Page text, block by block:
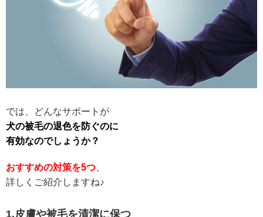
では、どんなサポートが
犬の被毛の退色を防ぐのに
有効なのでしょうか？
おすすめの対策を5つ
詳しくご紹介しますね♪
1.皮膚や被毛を清潔に保つ